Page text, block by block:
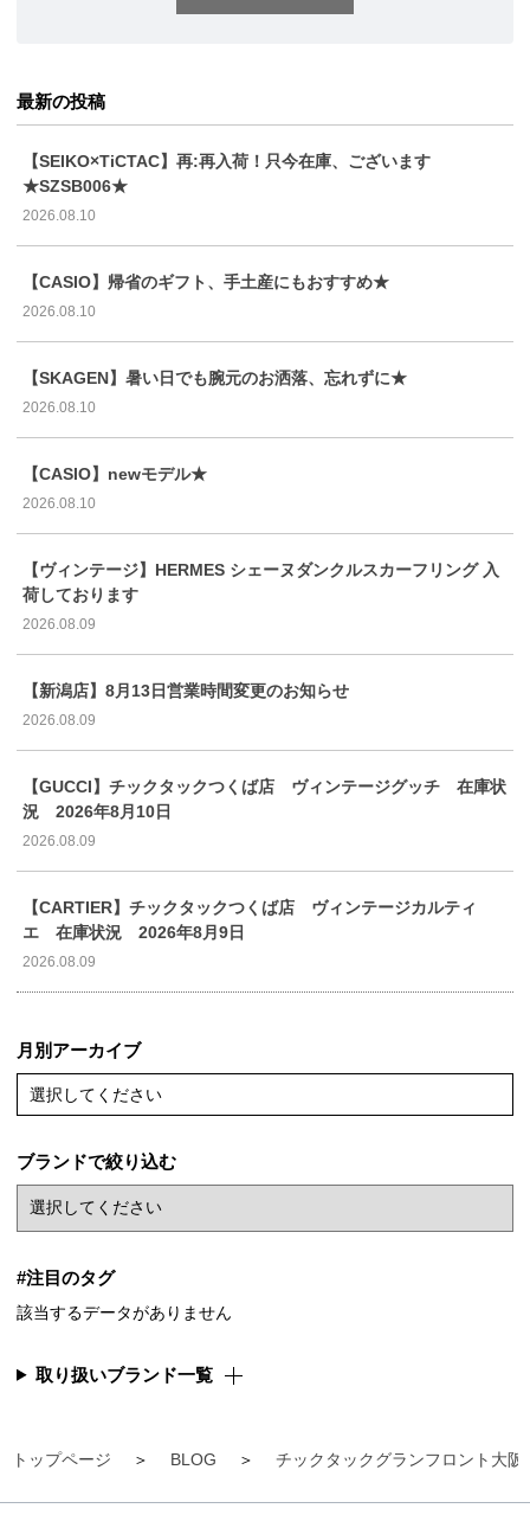
トップページ BLOG チックタックグランフロント大阪
最新の投稿
【SEIKO×TiCTAC】再:再入荷！只今在庫、ございます
★SZSB006★
2026.08.10
【CASIO】帰省のギフト、手土産にもおすすめ★
2026.08.10
【SKAGEN】暑い日でも腕元のお洒落、忘れずに★
2026.08.10
【CASIO】newモデル★
2026.08.10
【ヴィンテージ】HERMES シェーヌダンクルスカーフリング 入
荷しております
2026.08.09
【新潟店】8月13日営業時間変更のお知らせ
2026.08.09
【GUCCI】チックタックつくば店 ヴィンテージグッチ 在庫状
況 2026年8月10日
2026.08.09
【CARTIER】チックタックつくば店 ヴィンテージカルティ
エ 在庫状況 2026年8月9日
2026.08.09
月別アーカイブ
選択してください
ブランドで絞り込む
#注目のタグ
該当するデータがありません
取り扱いブランド一覧